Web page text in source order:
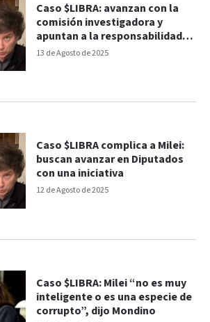
13 de Agosto de 2025
Caso $LIBRA: avanzan con la
comisión investigadora y
apuntan a la responsabilidad
de Milei
12 de Agosto de 2025
Caso $LIBRA complica a Milei:
buscan avanzar en Diputados
con una iniciativa
Caso $LIBRA: Milei “no es muy
inteligente o es una especie de
corrupto”, dijo Mondino